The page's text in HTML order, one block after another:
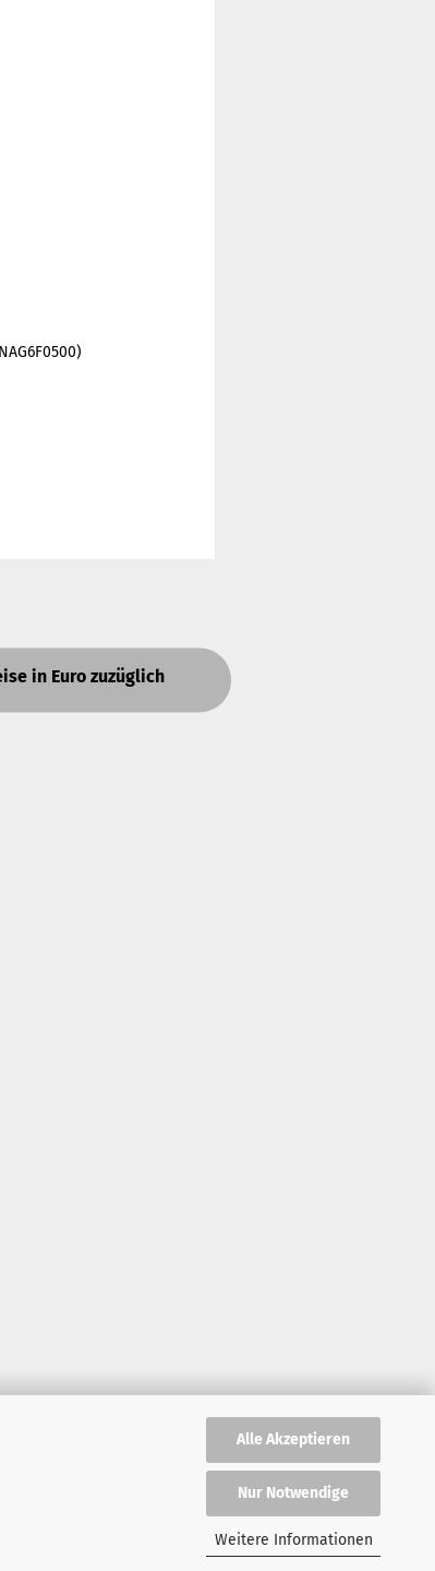
Alle Akzeptieren
Nur Notwendige
Weitere Informationen
in Euro zuzüglich